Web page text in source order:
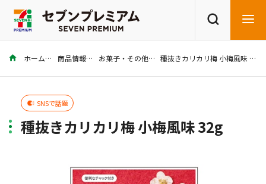
商品を探す
ホーム 商品情報 お菓子・その他 種抜きカリカリ梅 小梅風味 32g
SNSで話題
種抜きカリカリ梅 小梅風味 32g